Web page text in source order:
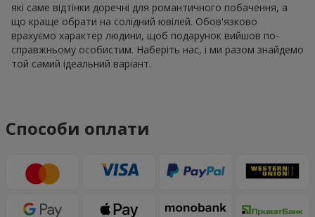
які саме відтінки доречні для романтичного побачення, а
що краще обрати на солідний ювілей. Обов'язково
врахуємо характер людини, щоб подарунок вийшов по-
справжньому особистим. Наберіть нас, і ми разом знайдемо
той самий ідеальний варіант.
Способи оплати